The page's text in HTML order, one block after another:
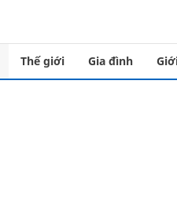
Thế giới Gia đình